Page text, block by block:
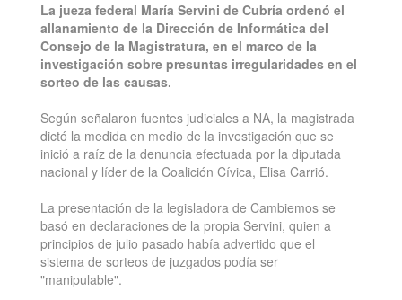
La jueza federal María Servini de Cubría ordenó el
allanamiento de la Dirección de Informática del
Consejo de la Magistratura, en el marco de la
investigación sobre presuntas irregularidades en el
sorteo de las causas.
Según señalaron fuentes judiciales a NA, la magistrada
dictó la medida en medio de la investigación que se
inició a raíz de la denuncia efectuada por la diputada
nacional y líder de la Coalición Cívica, Elisa Carrió.
La presentación de la legisladora de Cambiemos se
basó en declaraciones de la propia Servini, quien a
principios de julio pasado había advertido que el
sistema de sorteos de juzgados podía ser
"manipulable".